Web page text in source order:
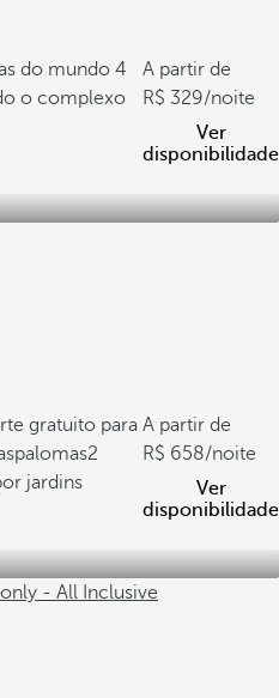
do mundo 4
o complexo
A partir de
329/noite
Ver
disponibilidade
gratuito para
2
jardins
A partir de
658/noite
Ver
disponibilidade
- All Inclusive